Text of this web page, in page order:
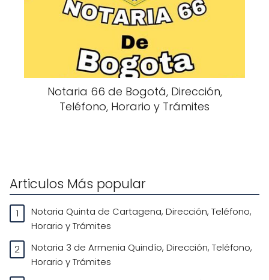
Notaria 66 de Bogotá, Dirección,
Teléfono, Horario y Trámites
Articulos Más popular
Notaria Quinta de Cartagena, Dirección, Teléfono,
Horario y Trámites
Notaria 3 de Armenia Quindío, Dirección, Teléfono,
Horario y Trámites